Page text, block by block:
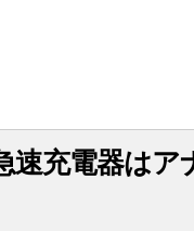
速充電器は